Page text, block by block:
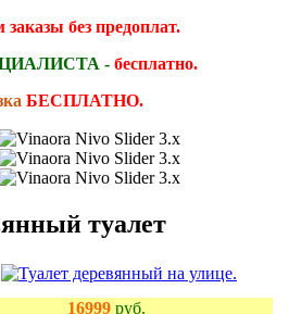
без предоплат.
- бесплатно.
БЕСПЛАТНО.
туалет
16999 руб.